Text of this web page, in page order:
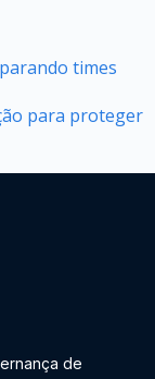
times
para proteger
de